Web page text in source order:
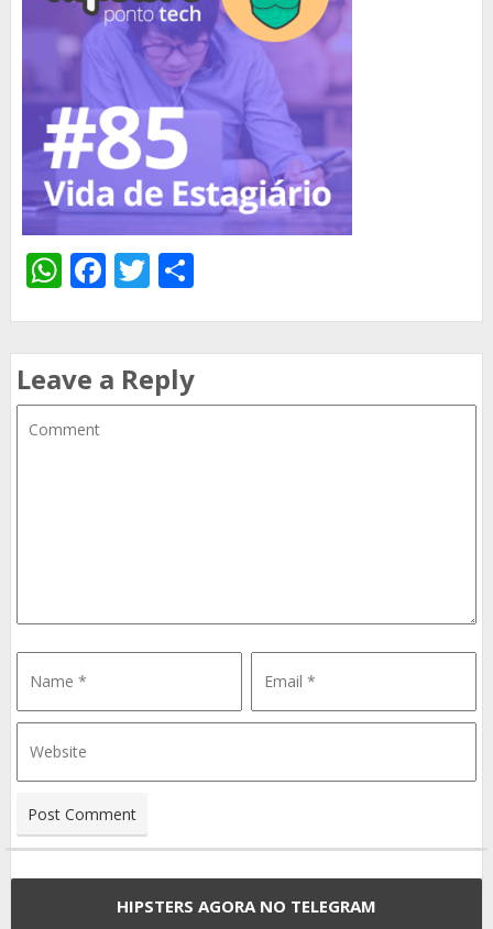
WhatsApp
Facebook
Twitter
Leave a Reply
HIPSTERS AGORA NO TELEGRAM